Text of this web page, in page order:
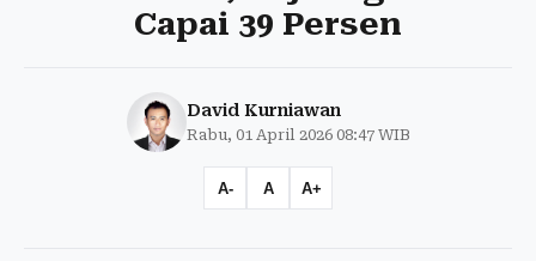
Capai 39 Persen
David Kurniawan
Rabu, 01 April 2026 08:47 WIB
A- A A+